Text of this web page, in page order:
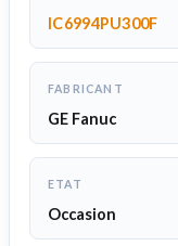
IC6994PU300F
FABRICANT
GE Fanuc
ETAT
Occasion